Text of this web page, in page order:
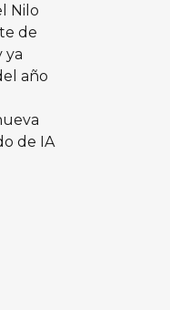
Nilo
de
ya
año
de IA